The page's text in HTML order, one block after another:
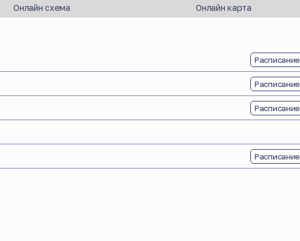
Онлайн схема Онлайн карта
Расписание
Расписание
Расписание
Расписание